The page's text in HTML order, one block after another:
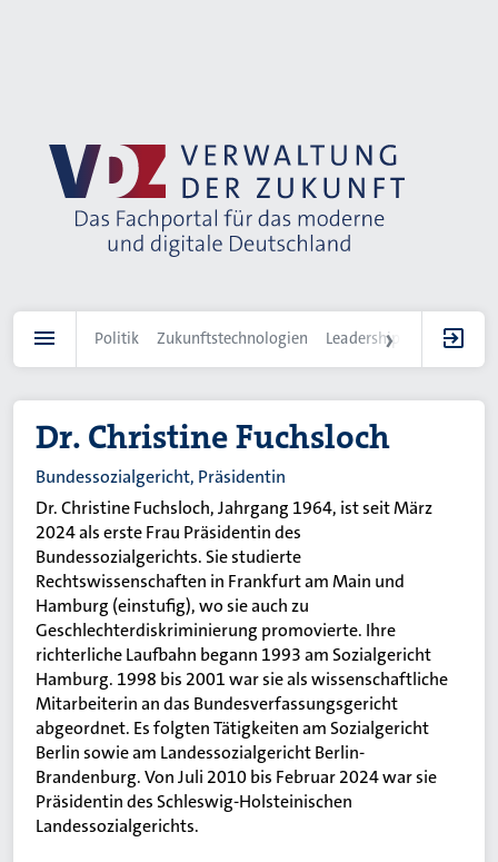
Politik Zukunftstechnologien Leadership IT-
Dr. Christine Fuchsloch
Bundessozialgericht, Präsidentin
Dr. Christine Fuchsloch, Jahrgang 1964, ist seit März
2024 als erste Frau Präsidentin des
Bundessozialgerichts. Sie studierte
Rechtswissenschaften in Frankfurt am Main und
Hamburg (einstufig), wo sie auch zu
Geschlechterdiskriminierung promovierte. Ihre
richterliche Laufbahn begann 1993 am Sozialgericht
Hamburg. 1998 bis 2001 war sie als wissenschaftliche
Mitarbeiterin an das Bundesverfassungsgericht
abgeordnet. Es folgten Tätigkeiten am Sozialgericht
Berlin sowie am Landessozialgericht Berlin-
Brandenburg. Von Juli 2010 bis Februar 2024 war sie
Präsidentin des Schleswig-Holsteinischen
Landessozialgerichts.